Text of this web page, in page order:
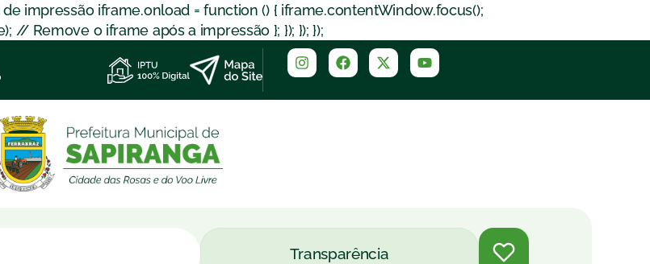
impressão iframe.onload = function () { iframe.contentWindow.focus();
Remove o iframe após a impressão }; }); }); });
Transparência